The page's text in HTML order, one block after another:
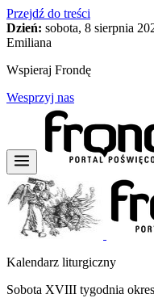
Przejdź do treści
Dzień: sobota, 8 sierpnia
Emiliana
Wspieraj Frondę
Wesprzyj nas
Kalendarz liturgiczny
Sobota XVIII tygodnia